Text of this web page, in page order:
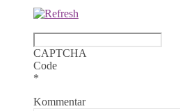
CAPTCHA
Code
*
Kommentar